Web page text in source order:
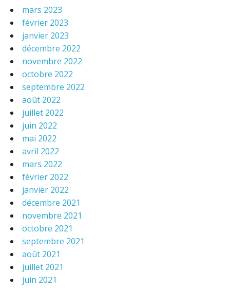
mars 2023
février 2023
janvier 2023
décembre 2022
novembre 2022
octobre 2022
septembre 2022
août 2022
juillet 2022
juin 2022
mai 2022
avril 2022
mars 2022
février 2022
janvier 2022
décembre 2021
novembre 2021
octobre 2021
septembre 2021
août 2021
juillet 2021
juin 2021